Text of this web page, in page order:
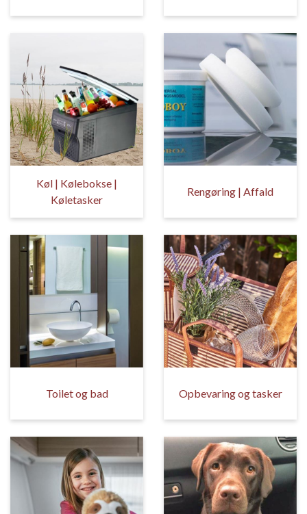
Køl | Kølebokse |
Køletasker
Rengøring | Affald
Toilet og bad Opbevaring og tasker